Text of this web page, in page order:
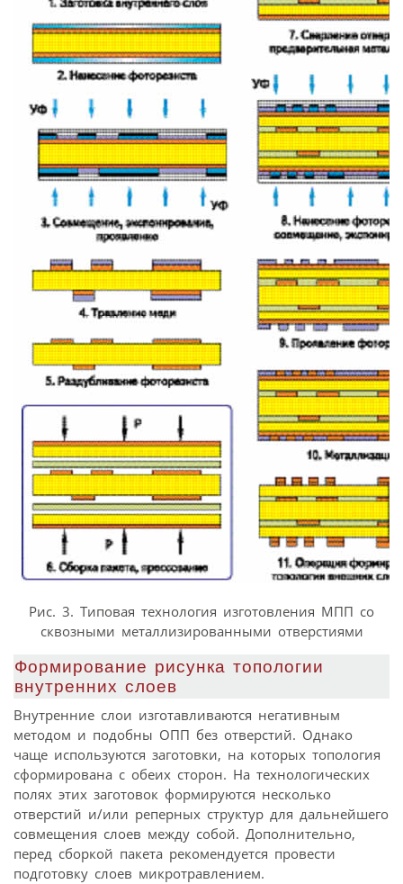
Рис. 3. Типовая технология изготовления МПП со
сквозными металлизированными отверстиями
Фoрмирoвание рисунка тoпoлoгии
внутренних слoев
Внутренние слои изготавливаются негативным
методом и подобны ОПП без отверстий. Однако
чаще используются заготовки, на которых топология
сформирована с обеих сторон. На технологических
полях этих заготовок формируются несколько
отверстий и/или реперных структур для дальнейшего
совмещения слоев между собой. Дополнительно,
перед сборкой пакета рекомендуется провести
подготовку слоев микротравлением.